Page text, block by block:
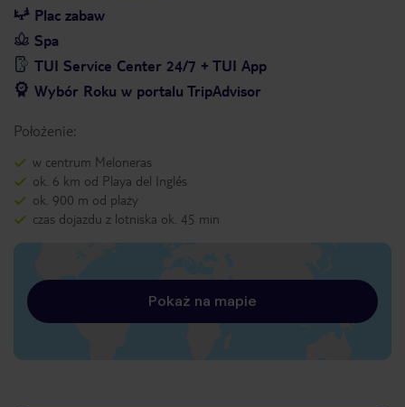
Plac zabaw
Spa
TUI Service Center 24/7 + TUI App
Wybór Roku w portalu TripAdvisor
Położenie:
w centrum Meloneras
ok. 6 km od Playa del Inglés
ok. 900 m od plaży
czas dojazdu z lotniska ok. 45 min
Pokaż na mapie